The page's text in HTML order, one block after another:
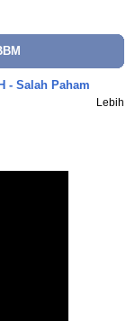
- Salah Paham
Lebih